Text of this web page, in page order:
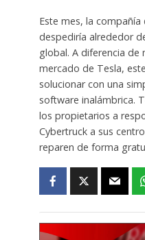
Este mes, la
despediría alrededor
global. A diferencia de
mercado de Tesla,
solucionar con una
software inalámbrica.
los propietarios a
Cybertruck a sus
reparen de forma